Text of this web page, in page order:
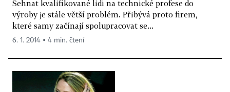
Sehnat kvalifikované lidi na technické profese do
výroby je stále větší problém. Přibývá proto firem,
které samy začínají spolupracovat se...
6. 1. 2014 ▪ 4 min. čtení